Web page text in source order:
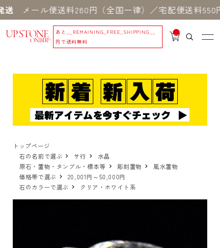
ル便送料280円（全国一律）／宅配便送料550円 ※
あと
__REMAINING_FREE_SHIPPING__
円で送料無料
__
IT
_
トップページ
石の名前で選ぶ
サ行
水晶
原石・置物・タンブル・標本等
彫刻置物
風水置物
価格帯で選ぶ
20,001円～50,000円
石のカラーで選ぶ
クリア・ホワイト系